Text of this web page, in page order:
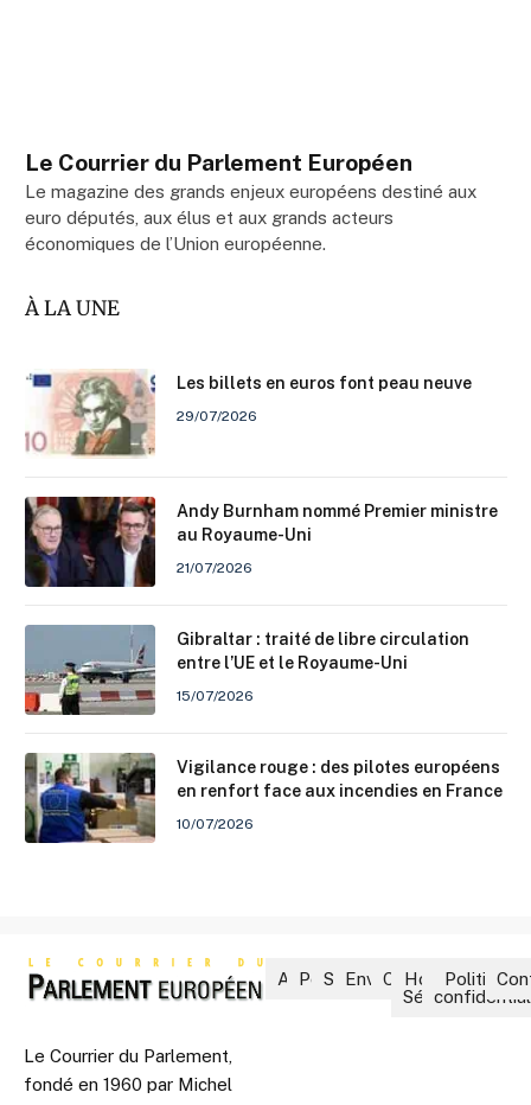
Le Courrier du Parlement Européen
Le magazine des grands enjeux européens destiné aux
euro députés, aux élus et aux grands acteurs
économiques de l’Union européenne.
À LA UNE
Les billets en euros font peau neuve
29/07/2026
Andy Burnham nommé Premier ministre
au Royaume-Uni
21/07/2026
Gibraltar : traité de libre circulation
entre l’UE et le Royaume-Uni
15/07/2026
Vigilance rouge : des pilotes européens
en renfort face aux incendies en France
10/07/2026
Le Courrier du Parlement,
fondé en 1960 par Michel
Accueil
Politique
Société
Environnement
CultureHors-
Séries
Politique